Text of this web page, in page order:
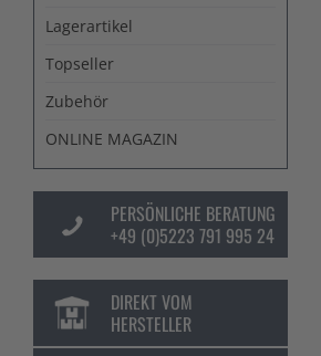
Lagerartikel
Topseller
Zubehör
ONLINE MAGAZIN
PERSÖNLICHE BERATUNG
+49 (0)5223 791 995 24
DIREKT VOM
HERSTELLER